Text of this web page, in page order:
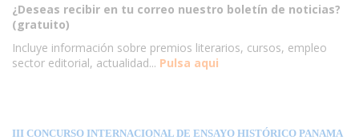
¿Deseas recibir en tu correo nuestro boletín de noticias?
(gratuito)
Incluye información sobre premios literarios, cursos, empleo
sector editorial, actualidad... Pulsa aqui
III CONCURSO INTERNACIONAL DE ENSAYO HISTÓRICO PANAMA